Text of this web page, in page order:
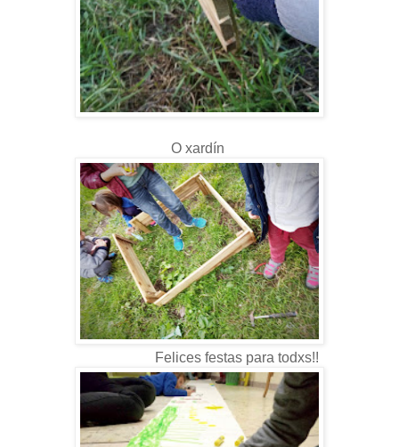
O xardín
Felices festas para todxs!!